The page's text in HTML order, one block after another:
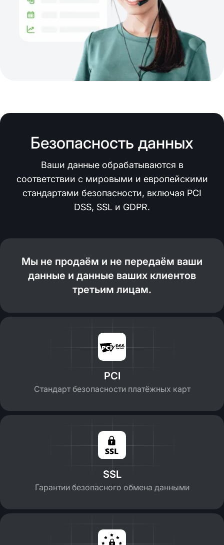
Безопасность данных
Ваши данные обрабатываются в
соответствии с мировыми и европейскими
стандартами безопасности, включая PCI
DSS, SSL и GDPR.
Мы не продаём и не передаём ваши
данные и данные ваших клиентов
третьим лицам.
PCI
Стандарт безопасности платёжных карт
SSL
Гарантии безопасного обмена данными